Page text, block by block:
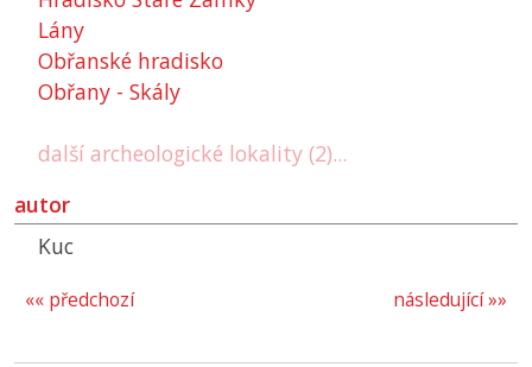
Lány
Obřanské hradisko
Obřany - Skály
další archeologické lokality (2)...
autor
Kuc
následující »»
«« předchozí